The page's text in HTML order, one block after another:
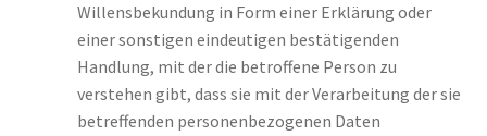
Willensbekundung in Form einer Erklärung oder
einer sonstigen eindeutigen bestätigenden
Handlung, mit der die betroffene Person zu
verstehen gibt, dass sie mit der Verarbeitung der sie
betreffenden personenbezogenen Daten